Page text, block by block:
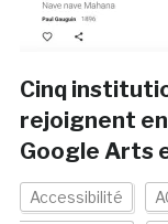
Cinq
rejoignent
Google Arts
Accessibilité